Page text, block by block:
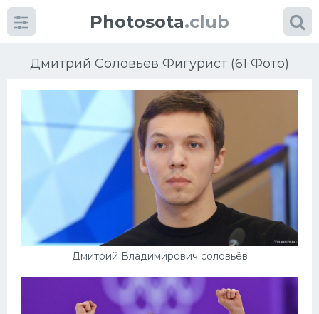
Photosota.club
Дмитрий Соловьев Фигурист (61 Фото)
Дмитрий Владимирович соловьёв
Категории
Еще картинки...
Футбол